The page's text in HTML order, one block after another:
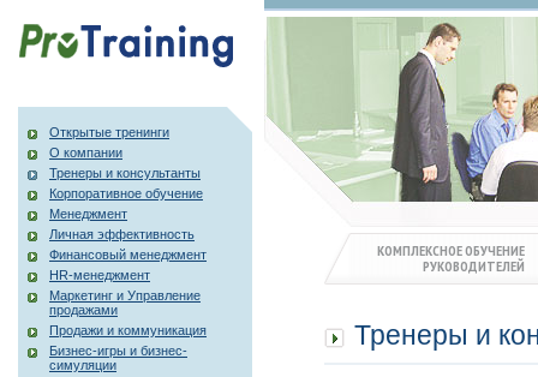
КОМПЛЕКСНОЕ ОБУЧЕНИЕ
РУКОВОДИТЕЛЕЙ
Открытые тренинги
О компании
Тренеры и консультанты
Корпоративное обучение
Менеджмент
Личная эффективность
Финансовый менеджмент
HR-менеджмент
Маркетинг и Управление
продажами
Продажи и коммуникация
Бизнес-игры и бизнес-
симуляции
Тренеры и